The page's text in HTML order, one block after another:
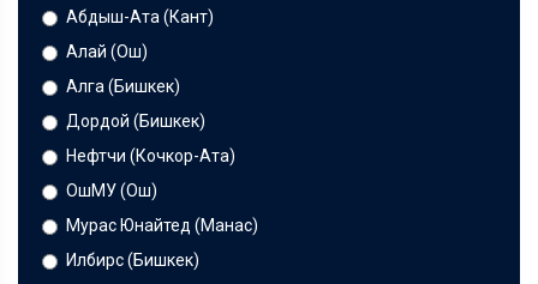
Абдыш-Ата (Кант)
Алай (Ош)
Алга (Бишкек)
Дордой (Бишкек)
Нефтчи (Кочкор-Ата)
ОшМУ (Ош)
Мурас Юнайтед (Манас)
Илбирс (Бишкек)